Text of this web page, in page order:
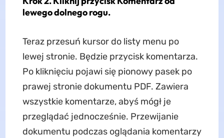
lewego dolnego rogu.
Teraz przesuń kursor do listy menu po
lewej stronie. Będzie przycisk komentarza.
Po kliknięciu pojawi się pionowy pasek po
prawej stronie dokumentu PDF. Zawiera
wszystkie komentarze, abyś mógł je
przeglądać jednocześnie. Przewijanie
dokumentu podczas oglądania komentarzy